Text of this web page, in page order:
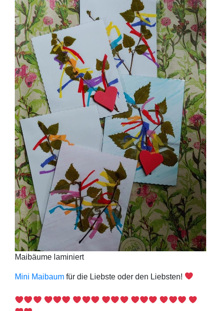
Mai­bäu­me laminiert
Mini Mai­baum für die Liebs­te oder den Liebs­ten!